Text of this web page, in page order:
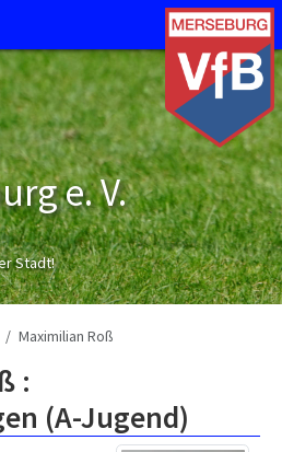
e. V.
Stadt!
Maximilian Roß
:
(A-Jugend)